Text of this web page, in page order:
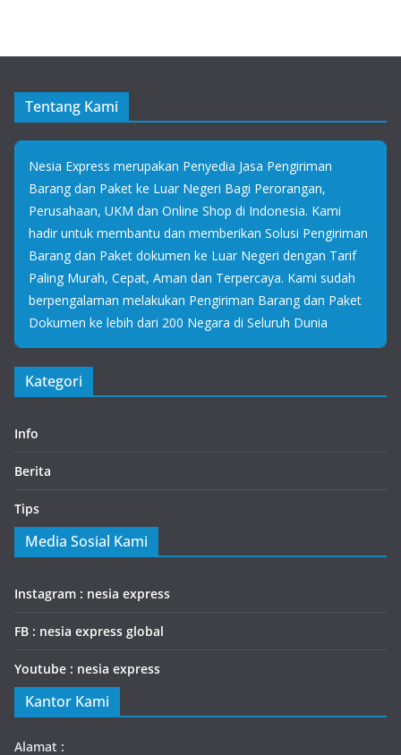
Tentang Kami
Nesia Express merupakan Penyedia Jasa Pengiriman
Barang dan Paket ke Luar Negeri Bagi Perorangan,
Perusahaan, UKM dan Online Shop di Indonesia. Kami
hadir untuk membantu dan memberikan Solusi Pengiriman
Barang dan Paket dokumen ke Luar Negeri dengan Tarif
Paling Murah, Cepat, Aman dan Terpercaya. Kami sudah
berpengalaman melakukan Pengiriman Barang dan Paket
Dokumen ke lebih dari 200 Negara di Seluruh Dunia
Kategori
Info
Berita
Tips
Media Sosial Kami
Instagram : nesia express
FB : nesia express global
Youtube : nesia express
Kantor Kami
Alamat :